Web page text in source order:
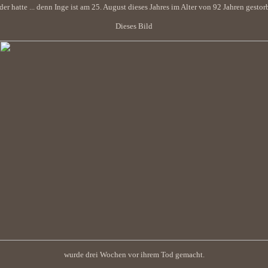
hatte ... denn Inge ist am 25. August dieses Jahres im Alter von 92 Jahren
Dieses Bild
wurde drei Wochen vor ihrem Tod gemacht.